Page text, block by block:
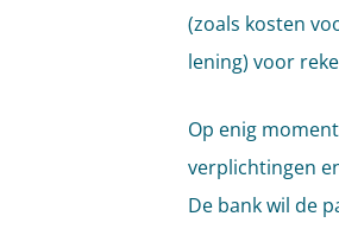
(zoals kosten
lening) voor
Op enig
verplichtingen
De bank wil de